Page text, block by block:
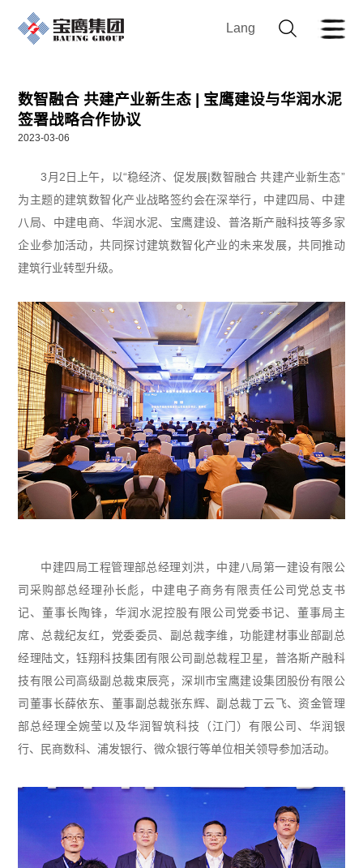
Lang
数智融合 共建产业新生态 | 宝鹰建设与华润水泥
签署战略合作协议
2023-03-06
3月2日上午，以“稳经济、促发展|数智融合 共建产业新生态”
为主题的建筑数智化产业战略签约会在深举行，中建四局、中建
八局、中建电商、华润水泥、宝鹰建设、普洛斯产融科技等多家
企业参加活动，共同探讨建筑数智化产业的未来发展，共同推动
建筑行业转型升级。
中建四局工程管理部总经理刘洪，中建八局第一建设有限公
司采购部总经理孙长彪，中建电子商务有限责任公司党总支书
记、董事长陶锋，华润水泥控股有限公司党委书记、董事局主
席、总裁纪友红，党委委员、副总裁李维，功能建材事业部副总
经理陆文，钰翔科技集团有限公司副总裁程卫星，普洛斯产融科
技有限公司高级副总裁束辰亮，深圳市宝鹰建设集团股份有限公
司董事长薛依东、董事副总裁张东辉、副总裁丁云飞、资金管理
部总经理全婉莹以及华润智筑科技（江门）有限公司、华润银
行、民商数科、浦发银行、微众银行等单位相关领导参加活动。